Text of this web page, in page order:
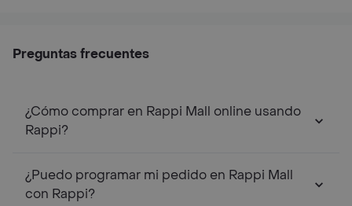
Preguntas frecuentes
¿Cómo comprar en Rappi Mall online usando
Rappi?
¿Puedo programar mi pedido en Rappi Mall
con Rappi?